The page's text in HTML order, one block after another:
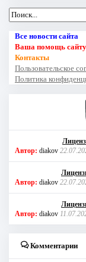
Все новости сайта
Ваша помощь сайту
Контакты
Пользовательское
Политика
Автор: diakov
Автор: diakov
Автор: diakov
Комментарии